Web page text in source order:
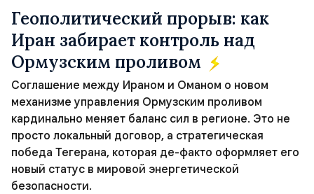
Геополитический прорыв: как
Иран забирает контроль над
Ормузским проливом
Соглашение между Ираном и Оманом о новом
механизме управления Ормузским проливом
кардинально меняет баланс сил в регионе. Это не
просто локальный договор, а стратегическая
победа Тегерана, которая де-факто оформляет его
новый статус в мировой энергетической
безопасности.